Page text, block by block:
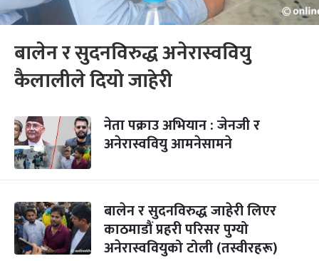
बालेन र सुदनविरुद्ध अनेरास्ववियु
कैलालीले दियो जाहेरी
नेता पक्राउ अभियान : जेनजी र
अनेरास्ववियु आमनेसामने
बालेन र सुदनविरुद्ध जाहेरी लिएर
काठमाडौं प्रहरी परिसर पुग्यो
अनेरास्ववियुको टोली (तस्वीरहरू)